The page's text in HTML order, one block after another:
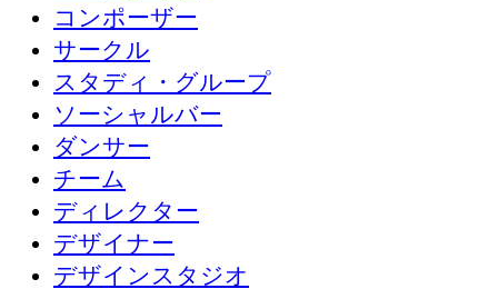
コンポーザー
サークル
スタディ・グループ
ソーシャルバー
ダンサー
チーム
ディレクター
デザイナー
デザインスタジオ